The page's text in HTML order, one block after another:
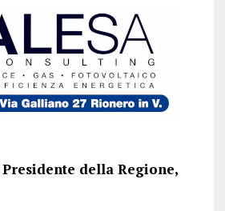
Presidente della Regione,